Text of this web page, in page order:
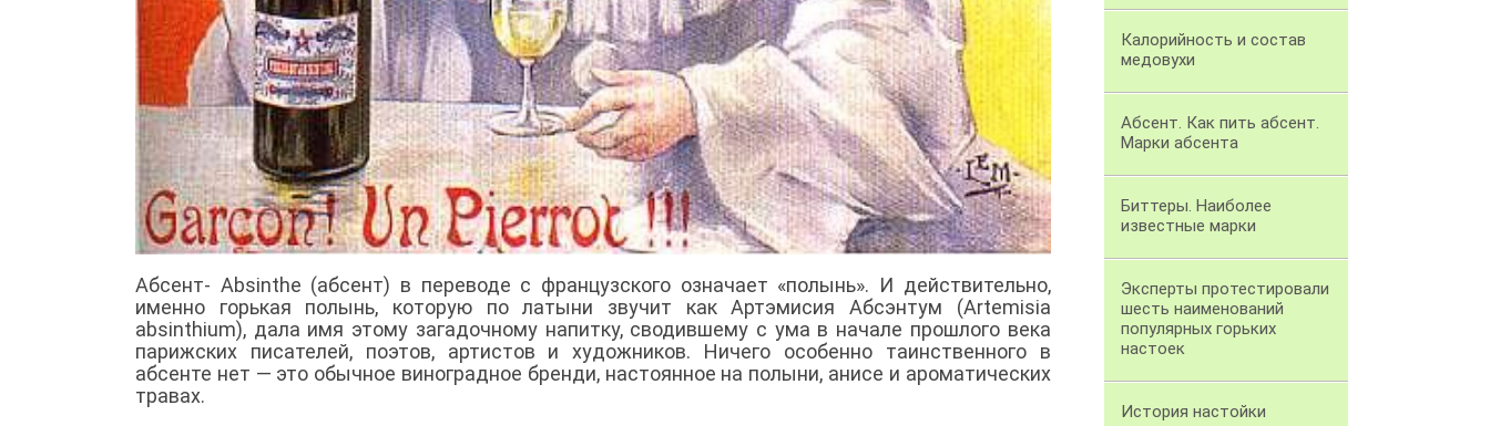
Абсент- Absinthe (абсент) в переводе с французского означает «полынь». И действительно,
именно горькая полынь, которую по латыни звучит как Артэмисия Абсэнтум (Artemisia
absinthium), дала имя этому загадочному напитку, сводившему с ума в начале прошлого века
парижских писателей, поэтов, артистов и художников. Ничего особенно таинственного в
абсенте нет — это обычное виноградное бренди, настоянное на полыни, анисе и ароматических
травах.
Калорийность и состав
медовухи
Абсент. Как пить абсент.
Марки абсента
Биттеры. Наиболее
известные марки
Эксперты протестировали
шесть наименований
популярных горьких
настоек
История настойки